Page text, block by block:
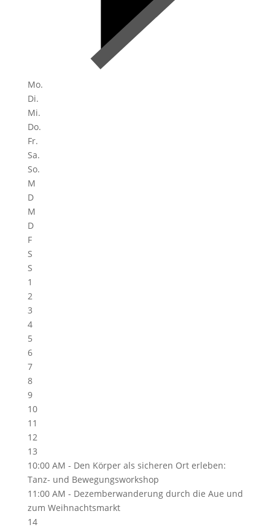
Mo.
Di.
Mi.
Do.
Fr.
Sa.
So.
M
D
M
D
F
S
S
1
2
3
4
5
6
7
8
9
10
11
12
13
10:00 AM - Den Körper als sicheren Ort erleben:
Tanz- und Bewegungsworkshop
11:00 AM - Dezemberwanderung durch die Aue und
zum Weihnachtsmarkt
14